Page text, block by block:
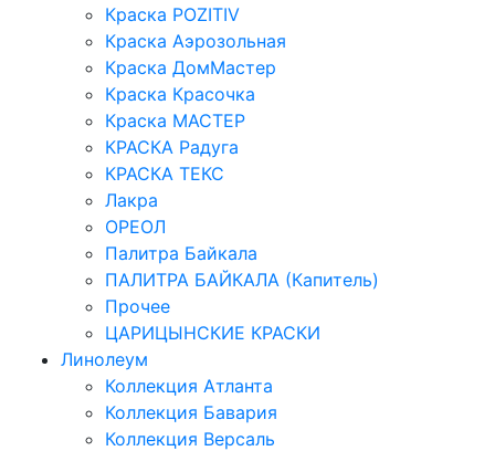
Краска POZITIV
Краска Аэрозольная
Краска ДомМастер
Краска Красочка
Краска МАСТЕР
КРАСКА Радуга
КРАСКА ТЕКС
Лакра
ОРЕОЛ
Палитра Байкала
ПАЛИТРА БАЙКАЛА (Капитель)
Прочее
ЦАРИЦЫНСКИЕ КРАСКИ
Линолеум
Коллекция Атланта
Коллекция Бавария
Коллекция Версаль